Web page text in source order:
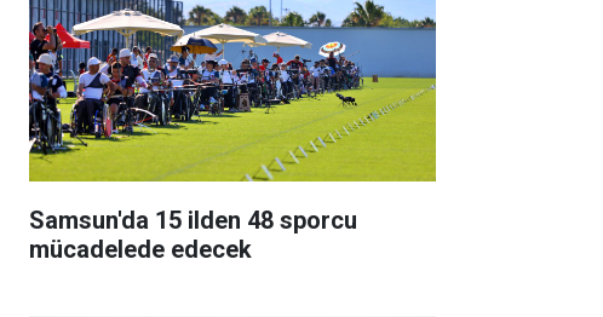
Samsun'da 15 ilden 48 sporcu
mücadelede edecek